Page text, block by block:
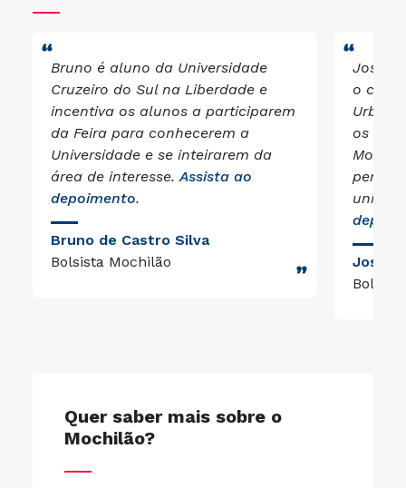
Bruno é aluno da Universidade
Cruzeiro do Sul na Liberdade e
incentiva os alunos a participarem
da Feira para conhecerem a
Universidade e se inteirarem da
área de interesse.Assista ao
depoimento.
Bruno de Castro Silva
Bolsista Mochilão
José
o
os
José
Quer saber mais sobre o
Mochilão?